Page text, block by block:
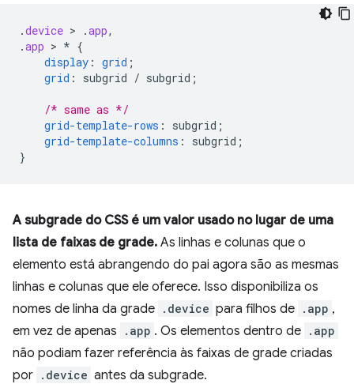
.device > .app,
.app > * {
display : grid ;
grid : subgrid / subgrid ;
/* same as */
grid-template-rows : subgrid ;
grid-template-columns : subgrid ;
}
A subgrade do CSS é um valor usado no lugar de uma
lista de faixas de grade. As linhas e colunas que o
elemento está abrangendo do pai agora são as mesmas
linhas e colunas que ele oferece. Isso disponibiliza os
nomes de linha da grade .device para filhos de .app ,
em vez de apenas
.app . Os elementos dentro de .app
não podiam fazer referência às faixas de grade criadas
por .device antes da subgrade.